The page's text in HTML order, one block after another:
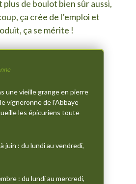
plus de boulot bien sûr aussi,
ça crée de l’emploi et
ça se mérite !
une vieille grange en pierre
vigneronne de l’Abbaye
les épicuriens toute
juin : du lundi au vendredi,
: du lundi au mercredi,